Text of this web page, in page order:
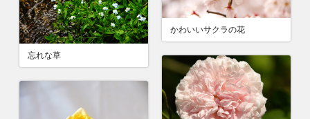
かわいいサクラの花
忘れな草